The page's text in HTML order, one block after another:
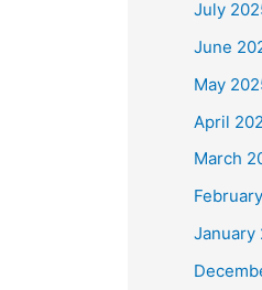
July
June
May
April
March
January